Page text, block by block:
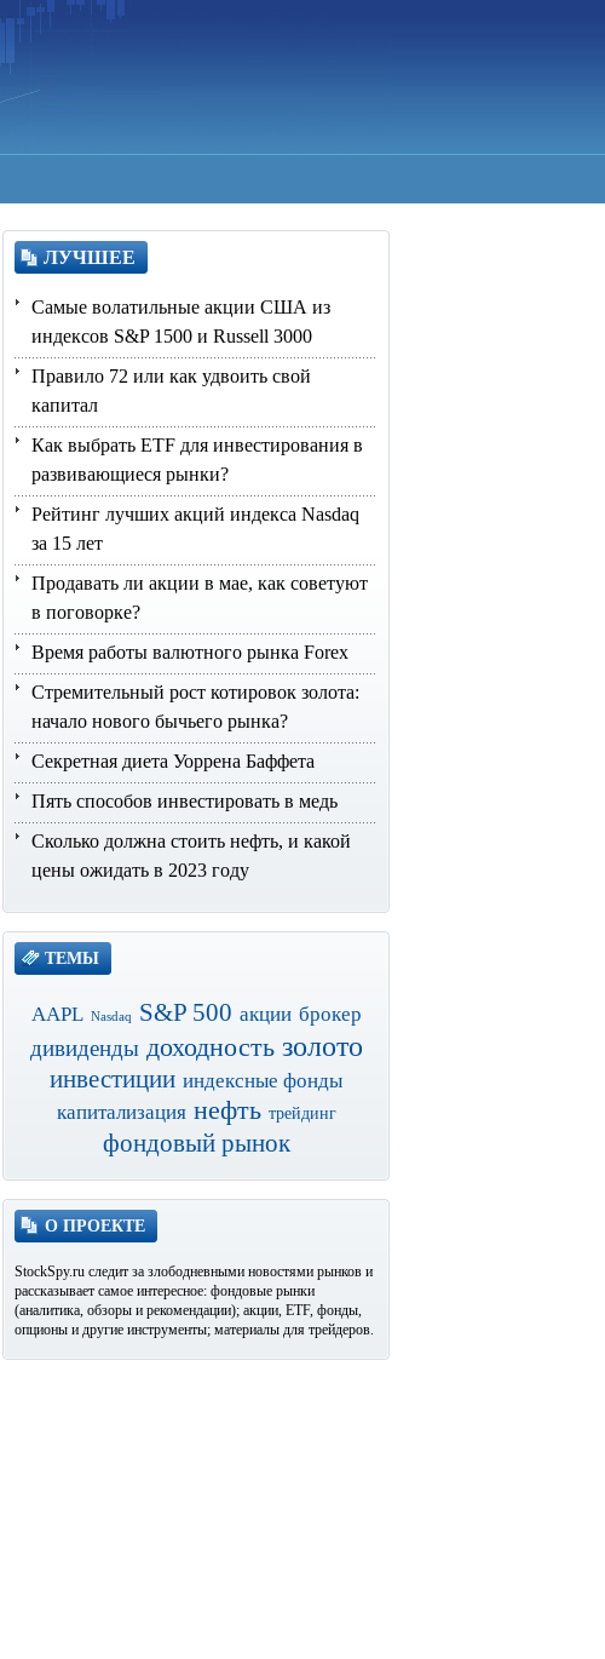
ЛУЧШЕЕ
Самые волатильные акции США из
индексов S&P 1500 и Russell 3000
Правило 72 или как удвоить свой
капитал
Как выбрать ETF для инвестирования в
развивающиеся рынки?
Рейтинг лучших акций индекса Nasdaq
за 15 лет
Продавать ли акции в мае, как советуют
в поговорке?
Время работы валютного рынка Forex
Стремительный рост котировок золота:
начало нового бычьего рынка?
Секретная диета Уоррена Баффета
Пять способов инвестировать в медь
Сколько должна стоить нефть, и какой
цены ожидать в 2023 году
ТЕМЫ
AAPL Nasdaq S&P 500 акции брокер
дивиденды доходность золото
инвестиции индексные фонды
капитализация нефть трейдинг
фондовый рынок
О ПРОЕКТЕ
StockSpy.ru следит за злободневными новостями рынков и
рассказывает самое интересное: фондовые рынки
(аналитика, обзоры и рекомендации); акции, ETF, фонды,
опционы и другие инструменты; материалы для трейдеров.